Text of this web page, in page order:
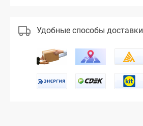
Удобные способы доставки